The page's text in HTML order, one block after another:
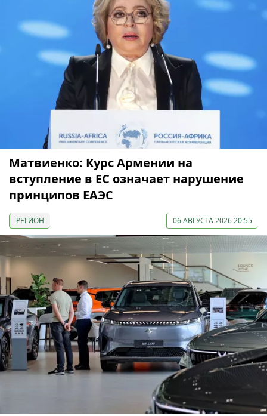
Матвиенко: Курс Армении на
вступление в ЕС означает нарушение
принципов ЕАЭС
РЕГИОН 06 АВГУСТА 2026 20:55